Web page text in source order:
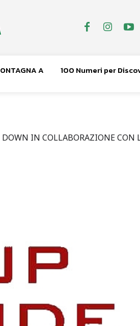
A 100 Numeri per
IN COLLABORAZIONE CON